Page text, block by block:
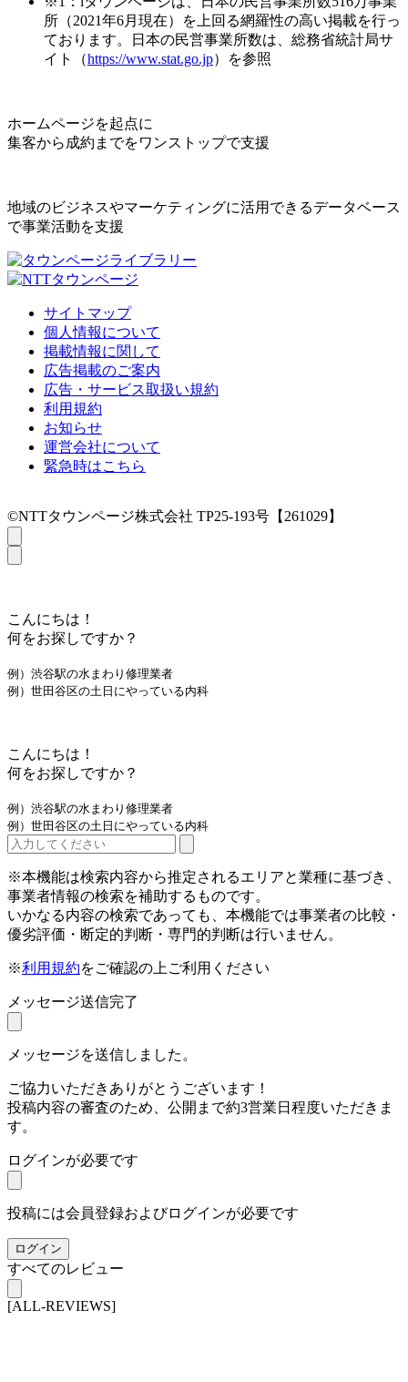
所（2021年6月現在）を上回る網羅性の高い掲載を行っ
ております。日本の民営事業所数は、総務省統計局サ
イト（https://www.stat.go.jp）を参照
ホームページを起点に
集客から成約までをワンストップで支援
地域のビジネスやマーケティングに活用できるデータベース
で事業活動を支援
サイトマップ
個人情報について
掲載情報に関して
広告掲載のご案内
広告・サービス取扱い規約
利用規約
お知らせ
運営会社について
緊急時はこちら
©NTTタウンページ株式会社 TP25-193号【261029】
こんにちは！
何をお探しですか？
例）渋谷駅の水まわり修理業者
例）世田谷区の土日にやっている内科
こんにちは！
何をお探しですか？
例）渋谷駅の水まわり修理業者
例）世田谷区の土日にやっている内科
※本機能は検索内容から推定されるエリアと業種に基づき、
事業者情報の検索を補助するものです。
いかなる内容の検索であっても、本機能では事業者の比較・
優劣評価・断定的判断・専門的判断は行いません。
※利用規約をご確認の上ご利用ください
メッセージ送信完了
メッセージを送信しました。
ご協力いただきありがとうございます！
投稿内容の審査のため、公開まで約3営業日程度いただきま
す。
ログインが必要です
投稿には会員登録およびログインが必要です
ログイン
すべてのレビュー
[ALL-REVIEWS]